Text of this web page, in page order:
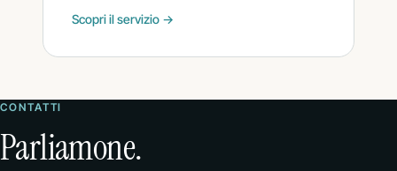
Scopri il servizio →
CONTATTI
Parliamone.